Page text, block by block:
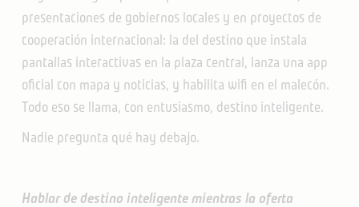
presentaciones de gobiernos locales y en proyectos de
cooperación internacional: la del destino que instala
pantallas interactivas en la plaza central, lanza una app
oficial con mapa y noticias, y habilita wifi en el malecón.
Todo eso se llama, con entusiasmo, destino inteligente.
Nadie pregunta qué hay debajo.
Hablar de destino inteligente mientras la oferta